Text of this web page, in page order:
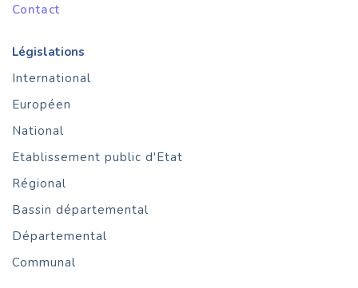
Contact
Législations
International
Européen
National
Etablissement public d'Etat
Régional
Bassin départemental
Départemental
Communal